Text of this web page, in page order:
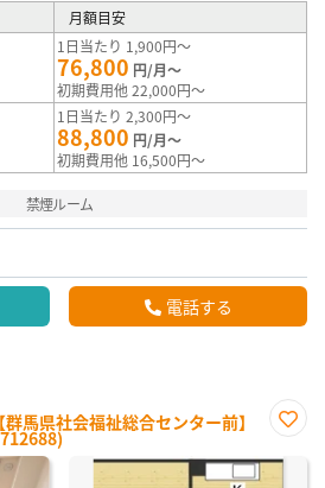
月額目安
1日当たり 1,900円～
76,800 円/月～
初期費用他 22,000円～
1日当たり 2,300円～
88,800 円/月～
初期費用他 16,500円～
禁煙ルーム
電話する
馬県社会福祉総合センター前】
に入